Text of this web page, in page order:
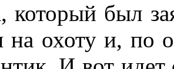
который был
охоту и, по